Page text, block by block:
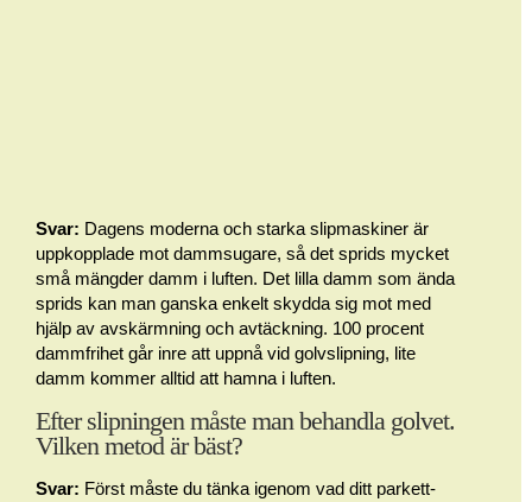
Svar: Dagens moderna och starka slipmaskiner är
uppkopplade mot dammsugare, så det sprids mycket
små mängder damm i luften. Det lilla damm som ända
sprids kan man ganska enkelt skydda sig mot med
hjälp av avskärmning och avtäckning. 100 procent
dammfrihet går inre att uppnå vid golvslipning, lite
damm kommer alltid att hamna i luften.
Efter slipningen måste man behandla golvet.
Vilken metod är bäst?
Svar: Först måste du tänka igenom vad ditt parkett-